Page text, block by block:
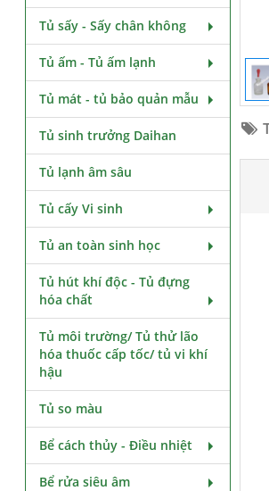
Tủ sấy - Sấy chân không
Tủ ấm - Tủ ấm lạnh
Tủ mát - tủ bảo quản mẫu
Tủ sinh trưởng Daihan
Tủ lạnh âm sâu
Tủ cấy Vi sinh
Tủ an toàn sinh học
Tủ hút khí độc - Tủ đựng
hóa chất
Tủ môi trường/ Tủ thử lão
hóa thuốc cấp tốc/ tủ vi khí
hậu
Tủ so màu
Bể cách thủy - Điều nhiệt
Bể rửa siêu âm